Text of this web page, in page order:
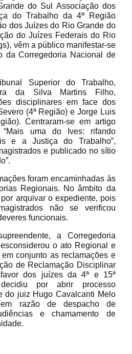
do Sul Associação dos
do Trabalho da 4ª Região
dos Juízes do Rio Grande do
do Juízes Federais do Rio
vêm a público manifestar-se
da Corregedoria Nacional de
Superior do Trabalho,
da Silva Martins Filho,
disciplinares em face dos
(4ª Região) e Jorge Luis
Centraram-se em artigo
“Mais uma do Ives: rifando
e a Justiça do Trabalho”,
e publicado no sítio
foram encaminhadas às
Regionais. No âmbito da
arquivar o expediente, pois
não se verificou
funcionais.
a Corregedoria
o ato Regional e
conjunto as reclamações e
de Reclamação Disciplinar
dos juízes da 4ª e 15ª
por abrir processo
do juiz Hugo Cavalcanti Melo
razão de despacho de
e chamamento de